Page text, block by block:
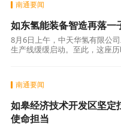
南通要闻
如东氢能装备智造再落一
8月6日上午，中天华氢有限公
生产线缓缓启动。至此，这座
南通要闻
如皋经济技术开发区坚定
使命担当